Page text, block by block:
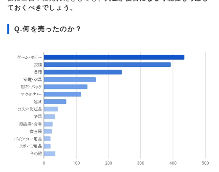
ておくべきでしょう。
Q.何を売ったのか？